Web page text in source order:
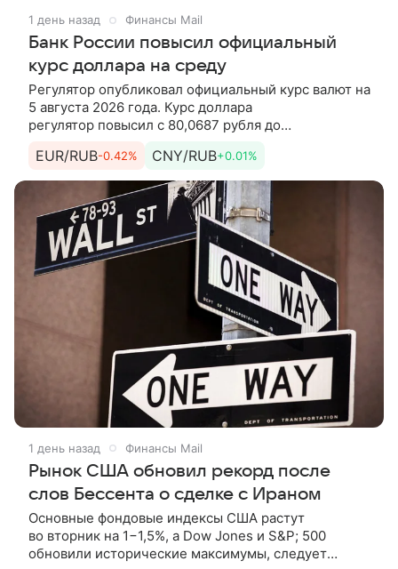
1 день назад Финансы Mail
Банк России повысил официальный
курс доллара на среду
Регулятор опубликовал официальный курс валют на
5 августа 2026 года. Курс доллара
регулятор повысил с 80,0687 рубля до
91,9589 рубля до 93,5824 рубля. Кроме
EUR/RUB-0.42% CNY/RUB+0.01%
1 день назад Финансы Mail
Рынок США обновил рекорд после
слов Бессента о сделке с Ираном
Основные фондовые индексы США растут
во вторник на 1−1,5%, а Dow Jones и S&P; 500
обновили исторические максимумы, следует